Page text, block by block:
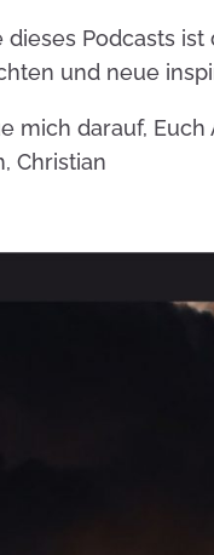
dieses Podcasts
und neue
mich darauf,
Christian